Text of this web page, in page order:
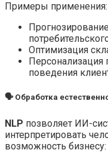
Примеры применения:
Оптимизация
Персонализация
поведения
🗣 Обработка
NLP позволяет ИИ-
интерпретировать
возможность бизнесу: